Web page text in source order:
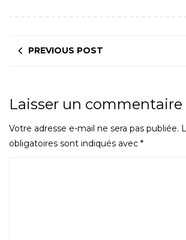
PREVIOUS POST
Laisser un commentaire
Votre adresse e-mail ne sera pas publiée.
obligatoires sont indiqués avec *